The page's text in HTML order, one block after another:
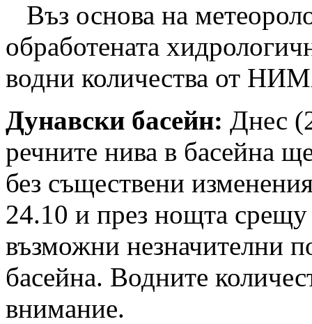
Въз основа на
обработената
водни количества от
Дунавски басейн: Днес
речните нива в басейна
без съществени
24.10 и през нощта срещу
възможни незначителни
басейна. Водните
внимание.